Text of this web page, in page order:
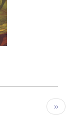
››